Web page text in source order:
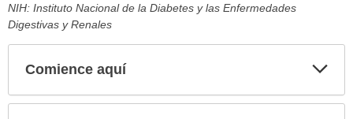
NIH: Instituto Nacional de la Diabetes y las Enfermedades
Digestivas y Renales
Comience aquí